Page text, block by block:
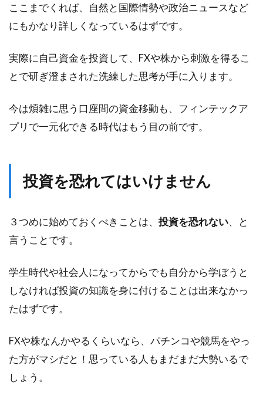
ここまでくれば、自然と国際情勢や政治ニュースなど
にもかなり詳しくなっているはずです。
実際に自己資金を投資して、FXや株から刺激を得るこ
とで研ぎ澄まされた洗練した思考が手に入ります。
今は煩雑に思う口座間の資金移動も、フィンテックア
プリで一元化できる時代はもう目の前です。
投資を恐れてはいけません
３つめに始めておくべきことは、 投資を恐れない、と
言うことです。
学生時代や社会人になってからでも自分から学ぼうと
しなければ投資の知識を身に付けることは出来なかっ
たはずです。
FXや株なんかやるくらいなら、パチンコや競馬をやっ
た方がマシだと！思っている人もまだまだ大勢いるで
しょう。